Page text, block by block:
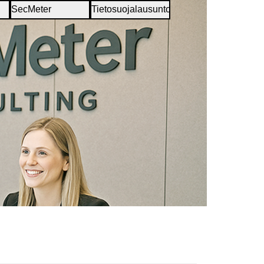
SecMeter Tietosuojalausunto